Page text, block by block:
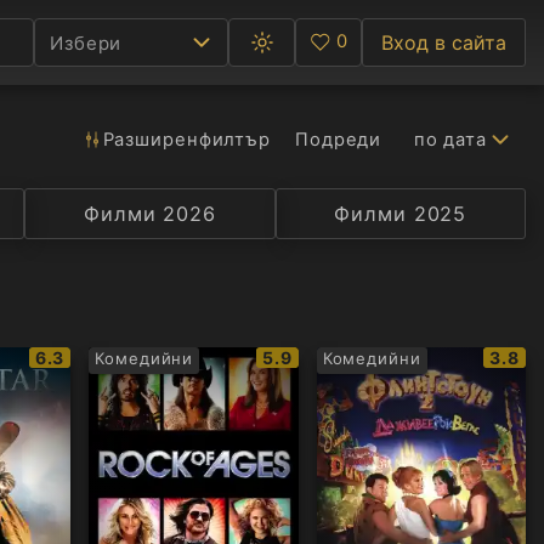
Избери
C
Превключване
между
светла
Любими
0 Вход в сайта
Разширенфилтър Подреди по дата
Селекция Превод Актьор
Филми 2026 Филми 2025
IMDb
рейтинг:
6.3 Комедийни
IMDb
рейтинг:
5.9 Комедийни
IMDb
3.8